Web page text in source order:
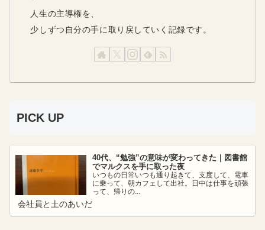
人生の主導権を、
少しずつ自分の手に取り戻していく記録です。
PICK UP
40代、“勉強”の意味が変わってきた｜図書館
でマルクスを手に取った夜
いつもの日常いつも通り起きて、支度して、電車
に乗って、朝カフェして出社。日中は仕事を頑張
って、帰りの...
会社員と土のあいだ